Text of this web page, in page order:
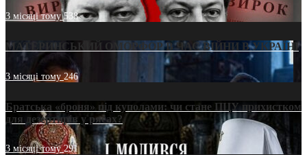
3 місяці тому538
МАТЕРИНСЬКИЙ ОМОРФОР В ЧАС ВІЙНИ В УКРАЇНІ
3 місяці тому246
Братська «броня» під куполами: чи стане ПЦУ прихистком
для дезертирів у рясах?
3 місяці тому291